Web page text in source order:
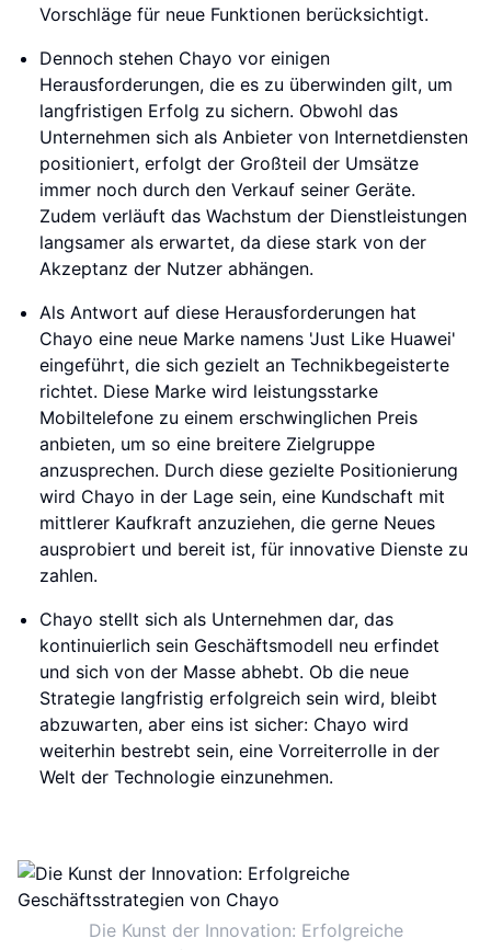
Vorschläge für neue Funktionen berücksichtigt.
Dennoch stehen Chayo vor einigen
Herausforderungen, die es zu überwinden gilt, um
langfristigen Erfolg zu sichern. Obwohl das
Unternehmen sich als Anbieter von Internetdiensten
positioniert, erfolgt der Großteil der Umsätze
immer noch durch den Verkauf seiner Geräte.
Zudem verläuft das Wachstum der Dienstleistungen
langsamer als erwartet, da diese stark von der
Akzeptanz der Nutzer abhängen.
Als Antwort auf diese Herausforderungen hat
Chayo eine neue Marke namens 'Just Like Huawei'
eingeführt, die sich gezielt an Technikbegeisterte
richtet. Diese Marke wird leistungsstarke
Mobiltelefone zu einem erschwinglichen Preis
anbieten, um so eine breitere Zielgruppe
anzusprechen. Durch diese gezielte Positionierung
wird Chayo in der Lage sein, eine Kundschaft mit
mittlerer Kaufkraft anzuziehen, die gerne Neues
ausprobiert und bereit ist, für innovative Dienste zu
zahlen.
Chayo stellt sich als Unternehmen dar, das
kontinuierlich sein Geschäftsmodell neu erfindet
und sich von der Masse abhebt. Ob die neue
Strategie langfristig erfolgreich sein wird, bleibt
abzuwarten, aber eins ist sicher: Chayo wird
weiterhin bestrebt sein, eine Vorreiterrolle in der
Welt der Technologie einzunehmen.
Die Kunst der Innovation: Erfolgreiche